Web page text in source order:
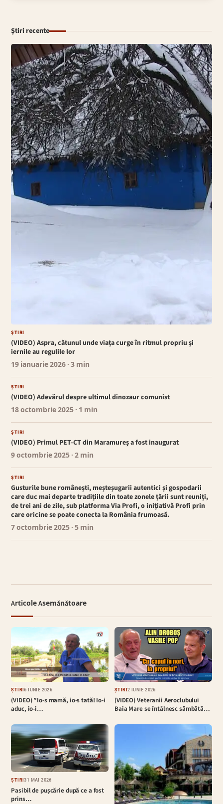
Știri recente
ȘTIRI
(VIDEO) Aspra, cătunul unde viața curge în ritmul propriu și
iernile au regulile lor
19 ianuarie 2026 · 3 min
ȘTIRI
(VIDEO) Adevărul despre ultimul dinozaur comunist
18 octombrie 2025 · 1 min
ȘTIRI
(VIDEO) Primul PET-CT din Maramureș a fost inaugurat
9 octombrie 2025 · 2 min
ȘTIRI
Gusturile bune românești, meșteșugarii autentici și gospodarii
care duc mai departe tradițiile din toate zonele țării sunt reuniți,
de trei ani de zile, sub platforma Via Profi, o inițiativă Profi prin
care oricine se poate conecta la România frumoasă.
7 octombrie 2025 · 5 min
Articole Asemănătoare
ȘTIRI6 IUNIE 2026
(VIDEO) ”Io-s mamă, io-s tată! Io-i
aduc, io-i…
ȘTIRI2 IUNIE 2026
(VIDEO) Veteranii Aeroclubului
Baia Mare se întâlnesc sâmbătă…
ȘTIRI31 MAI 2026
Pasibil de pușcărie după ce a fost
prins…